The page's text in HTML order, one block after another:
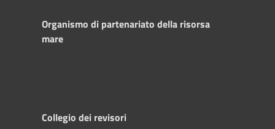
Organismo di partenariato della risorsa
mare
Collegio dei revisori